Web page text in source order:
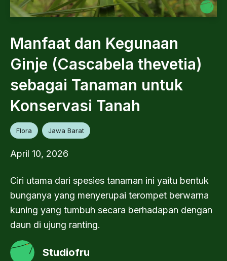
Manfaat dan Kegunaan
Ginje (Cascabela thevetia)
sebagai Tanaman untuk
Konservasi Tanah
Flora Jawa Barat
April 10, 2026
Ciri utama dari spesies tanaman ini yaitu bentuk
bunganya yang menyerupai terompet berwarna
kuning yang tumbuh secara berhadapan dengan
daun di ujung ranting.
Studiofru